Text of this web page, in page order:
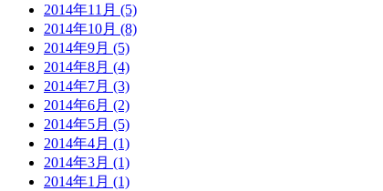
2014年11月 (5)
2014年10月 (8)
2014年9月 (5)
2014年8月 (4)
2014年7月 (3)
2014年6月 (2)
2014年5月 (5)
2014年4月 (1)
2014年3月 (1)
2014年1月 (1)